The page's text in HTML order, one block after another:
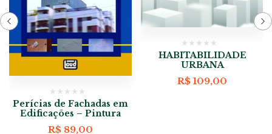
Perícias de Fachadas em
Edificações – Pintura
R$ 89,00
HABITABILIDADE
URBANA
R$ 109,00